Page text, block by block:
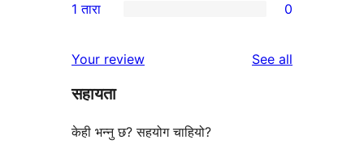
समीक्षा
तारा
2-
समीक्षा
तारा
समीक्षाहरू
1 तारा 0
Your review See all
सहायता
केही भन्नु छ? सहयोग चाहियो?